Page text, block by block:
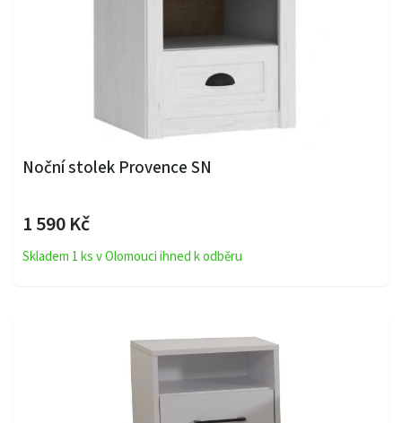
Noční stolek Provence SN
1 590 Kč
Skladem 1 ks v Olomouci ihned k odběru